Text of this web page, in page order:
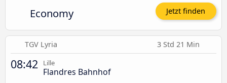
Economy Jetzt finden
TGV Lyria 3 Std 21 Min
08:42 Lille
Flandres Bahnhof